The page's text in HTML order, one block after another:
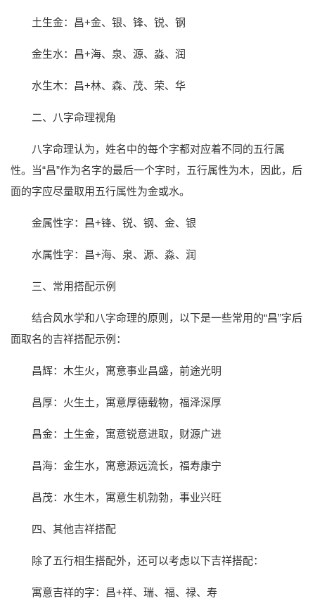
土生金：昌+金、银、锋、锐、钢
金生水：昌+海、泉、源、淼、润
水生木：昌+林、森、茂、荣、华
二、八字命理视角
八字命理认为，姓名中的每个字都对应着不同的五行属
性。当“昌”作为名字的最后一个字时，五行属性为木，因此，后
面的字应尽量取用五行属性为金或水。
金属性字：昌+锋、锐、钢、金、银
水属性字：昌+海、泉、源、淼、润
三、常用搭配示例
结合风水学和八字命理的原则，以下是一些常用的“昌”字后
面取名的吉祥搭配示例：
昌辉：木生火，寓意事业昌盛，前途光明
昌厚：火生土，寓意厚德载物，福泽深厚
昌金：土生金，寓意锐意进取，财源广进
昌海：金生水，寓意源远流长，福寿康宁
昌茂：水生木，寓意生机勃勃，事业兴旺
四、其他吉祥搭配
除了五行相生搭配外，还可以考虑以下吉祥搭配：
寓意吉祥的字：昌+祥、瑞、福、禄、寿